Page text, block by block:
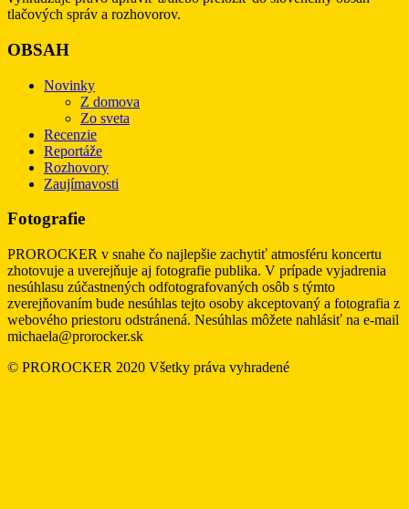
tlačových správ a rozhovorov.
OBSAH
Novinky
Z domova
Zo sveta
Recenzie
Reportáže
Rozhovory
Zaujímavosti
Fotografie
PROROCKER v snahe čo najlepšie zachytiť atmosféru koncertu
zhotovuje a uverejňuje aj fotografie publika. V prípade vyjadrenia
nesúhlasu zúčastnených odfotografovaných osôb s týmto
zverejňovaním bude nesúhlas tejto osoby akceptovaný a fotografia z
webového priestoru odstránená. Nesúhlas môžete nahlásiť na e-mail
michaela@prorocker.sk
© PROROCKER 2020 Všetky práva vyhradené